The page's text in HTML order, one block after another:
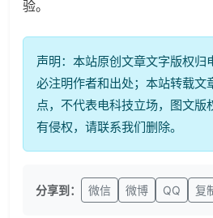
验。
声明：本站原创文章文字版权归
必注明作者和出处；本站转载文
点，不代表电科技立场，图文版
有侵权，请联系我们删除。
分享到： 微信 微博 QQ 复